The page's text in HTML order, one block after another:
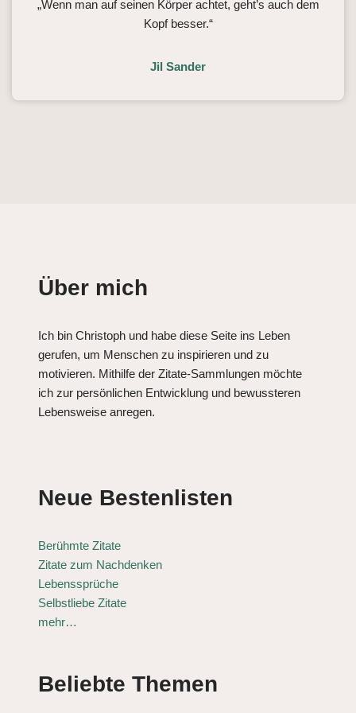
„Wenn man auf seinen Körper achtet, geht’s auch dem
Kopf besser.“
Jil Sander
Über mich
Ich bin Christoph und habe diese Seite ins Leben
gerufen, um Menschen zu inspirieren und zu
motivieren. Mithilfe der Zitate-Sammlungen möchte
ich zur persönlichen Entwicklung und bewussteren
Lebensweise anregen.
Neue Bestenlisten
Berühmte Zitate
Zitate zum Nachdenken
Lebenssprüche
Selbstliebe Zitate
mehr…
Beliebte Themen